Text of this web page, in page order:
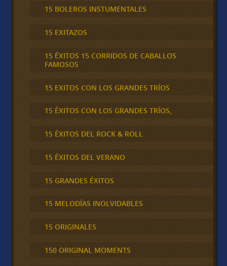
15 BOLEROS INSTUMENTALES
15 EXITAZOS
15 ÉXITOS 15 CORRIDOS DE CABALLOS
FAMOSOS
15 EXITOS CON LOS GRANDES TRÍOS
15 ÉXITOS CON LOS GRANDES TRÍOS,
15 ÉXITOS DEL ROCK & ROLL
15 ÉXITOS DEL VERANO
15 GRANDES ÉXITOS
15 MELODÍAS INOLVIDABLES
15 ORIGINALES
150 ORIGINAL MOMENTS